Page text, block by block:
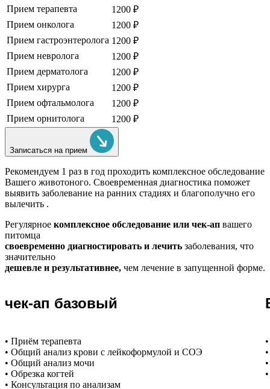
Прием терапевта
1200 ₽
Прием онколога
1200 ₽
Прием гастроэнтеролога 1200 ₽
Прием невролога
1200 ₽
Прием дерматолога
1200 ₽
Прием хирурга
1200 ₽
Прием офтальмолога
1200 ₽
Прием орнитолога
1200 ₽
Записаться на прием
Рекомендуем 1 раз в год проходить комплексное обследование
Вашего животоного. Своевременная диагностика поможет
выявить заболевание на ранних стадиях и благополучно его
вылечить .
Регулярное комплексное обследование или чек-ап вашего
питомца
своевременно диагностировать и лечить заболевания, что
значительно
дешевле и результативнее, чем лечение в запущенной форме.
чек-ап базовый
• Приём терапевта
• Общий анализ крови с лейкоформулой и СОЭ
• Общий анализ мочи
• Обрезка когтей
• Консультация по анализам